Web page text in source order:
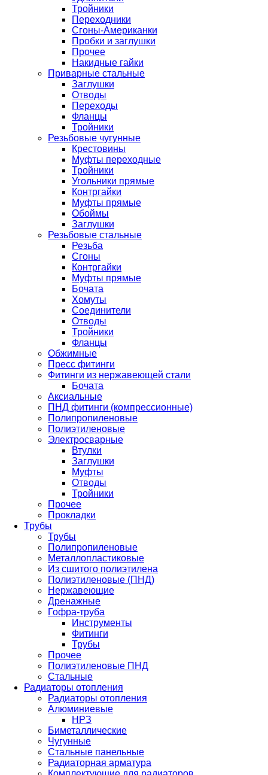
Тройники
Переходники
Сгоны-Американки
Пробки и заглушки
Прочее
Накидные гайки
Приварные стальные
Заглушки
Отводы
Переходы
Фланцы
Тройники
Резьбовые чугунные
Крестовины
Муфты переходные
Тройники
Угольники прямые
Контргайки
Муфты прямые
Обоймы
Заглушки
Резьбовые стальные
Резьба
Сгоны
Контргайки
Муфты прямые
Бочата
Хомуты
Соединители
Отводы
Тройники
Фланцы
Обжимные
Пресс фитинги
Фитинги из нержавеющей стали
Бочата
Аксиальные
ПНД фитинги (компрессионные)
Полипропиленовые
Полиэтиленовые
Электросварные
Втулки
Заглушки
Муфты
Отводы
Тройники
Прочее
Прокладки
Трубы
Трубы
Полипропиленовые
Металлопластиковые
Из сшитого полиэтилена
Полиэтиленовые (ПНД)
Нержавеющие
Дренажные
Гофра-труба
Инструменты
Фитинги
Трубы
Прочее
Полиэтиленовые ПНД
Стальные
Радиаторы отопления
Радиаторы отопления
Алюминиевые
НРЗ
Биметаллические
Чугунные
Стальные панельные
Радиаторная арматура